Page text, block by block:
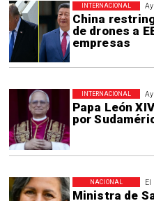
China
de drones a
empresas
INTERNACIONAL
Papa León
por
INTERNACIONAL
El
Ministra de
NACIONAL